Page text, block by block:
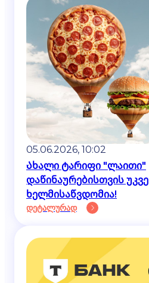
05.06.2026, 10:02
Ახალი ტარიფი "ლაითი"
დაწინაურებისთვის უკვე
ხელმისაწვდომია!
დეტალურად